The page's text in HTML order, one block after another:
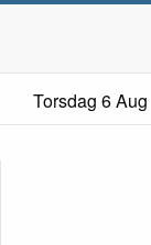
Torsdag 6 Aug